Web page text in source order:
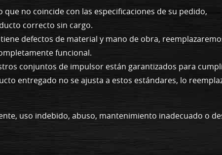
no coincide con las especificaciones de su pedido,
correcto sin cargo.
defectos de material y mano de obra,
funcional.
conjuntos de impulsor están garantizados para
entregado no se ajusta a estos estándares, lo
uso indebido, abuso, mantenimiento inadecuado o